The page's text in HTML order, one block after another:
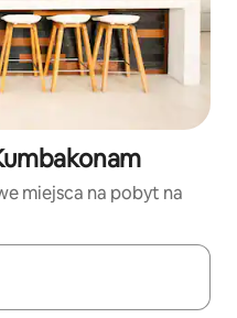
miejsca na pobyt na
poruszać się po nich za